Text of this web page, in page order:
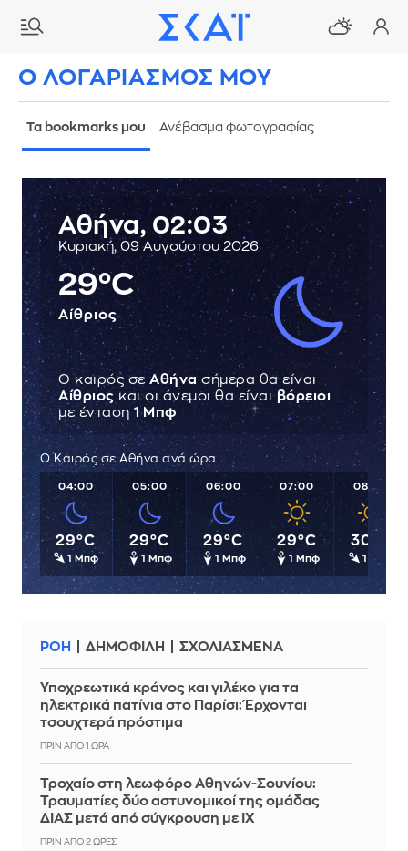
Ο ΛΟΓΑΡΙΑΣΜΟΣ ΜΟΥ
Τα bookmarks μου Ανέβασμα φωτογραφίας
Αθήνα,02:03
Κυριακή, 09 Αυγούστου 2026
29°C
Αίθριος
Ο καιρός σε Αθήνα σήμερα θα είναι
Αίθριος και οι άνεμοι θα είναι βόρειοι
με ένταση 1 Μπφ
Ο Καιρός σε Αθήνα ανά ώρα
Μπφ
04:00
29°C
1 Μπφ
05:00
29°C
1 Μπφ
06:00
29°C
1 Μπφ
07:00
29°C
1 Μπφ
08:00
30°C
1 Μπφ
ΡΟΗ ΔΗΜΟΦΙΛΗ ΣΧΟΛΙΑΣΜΕΝΑ
Υποχρεωτικά κράνος και γιλέκο για τα
ηλεκτρικά πατίνια στο Παρίσι: Έρχονται
τσουχτερά πρόστιμα
ΠΡΙΝ ΑΠΌ 1 ΏΡΑ
Τροχαίο στη λεωφόρο Αθηνών-Σουνίου:
Τραυματίες δύο αστυνομικοί της ομάδας
ΔΙΑΣ μετά από σύγκρουση με ΙΧ
ΠΡΙΝ ΑΠΌ 2 ΏΡΕΣ